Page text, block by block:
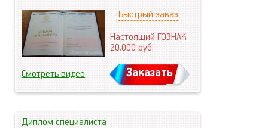
Быстрый заказ
Настоящий ГОЗНАК
20.000руб.
Смотреть видео Заказать
Диплом специалиста